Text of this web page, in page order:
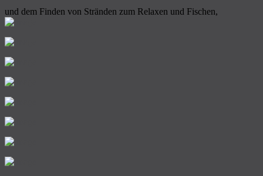
und dem Finden von Stränden zum Relaxen und Fischen,